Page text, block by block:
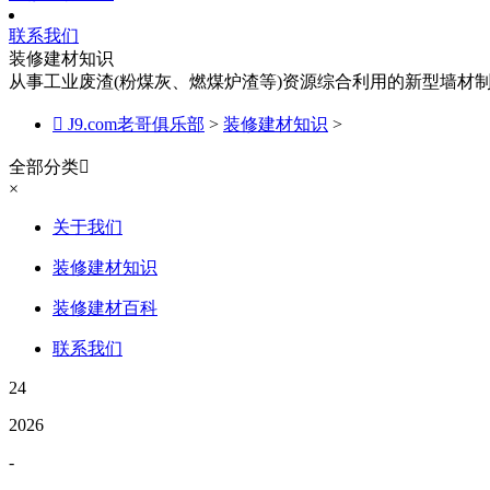
联系我们
装修建材知识
从事工业废渣(粉煤灰、燃煤炉渣等)资源综合利用的新型墙材
 J9.com老哥俱乐部 > 装修建材知识 >
全部分类
×
关于我们
装修建材知识
装修建材百科
联系我们
24
2026
-